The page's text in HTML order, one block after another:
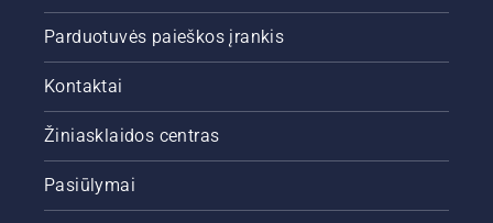
Parduotuvės paieškos įrankis
Kontaktai
Žiniasklaidos centras
Pasiūlymai